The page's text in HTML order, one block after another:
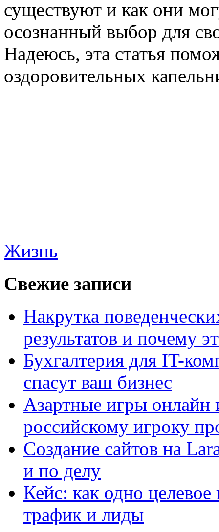
существуют и как они
осознанный выбор для
Надеюсь, эта статья
оздоровительных
Жизнь
Свежие записи
Накрутка
результатов и почему
Бухгалтерия для IT-
спасут ваш бизнес
Азартные игры онлайн
российскому игроку
Создание сайтов на
и по делу
Кейс: как одно
трафик и лиды